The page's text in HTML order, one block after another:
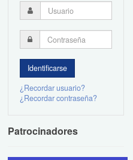
¿Recordar usuario?
¿Recordar contraseña?
Patrocinadores